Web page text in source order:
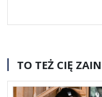
TO TEŻ CIĘ